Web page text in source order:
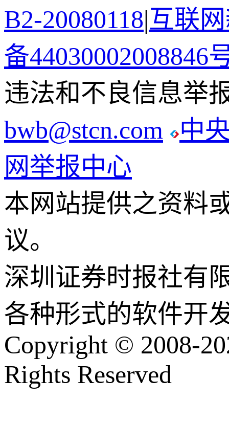
B2-20080118|互联
备44030002008846
违法和不良信息举
bwb@stcn.com
中
网举报中心
本网站提供之资料
议。
深圳证券时报社有
各种形式的软件开
Copyright © 2008-
Rights Reserved